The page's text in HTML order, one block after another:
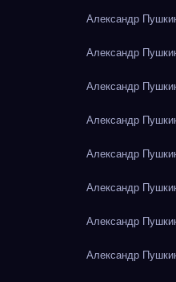
Александр
Александр
Александр
Александр
Александр
Александр
Александр
Александр